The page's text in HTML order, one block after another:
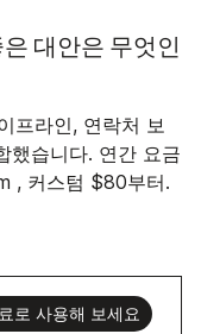
대안은 무엇인
프라인, 연락처 보
했습니다. 연간 요금
, 커스텀 $80부터.
로 사용해 보세요